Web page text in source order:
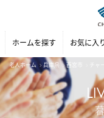
ホームを探す お気に入
老人ホーム 兵庫県 西宮市 チャ